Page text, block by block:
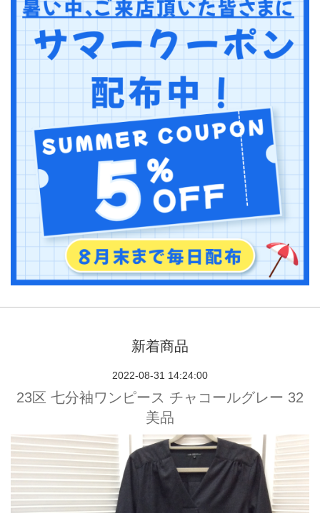
新着商品
2022-08-31 14:24:00
23区 七分袖ワンピース チャコールグレー 32
美品